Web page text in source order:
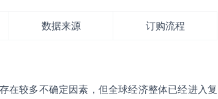
数据来源 订购流程
在较多不确定因素，但全球经济整体已经进入复